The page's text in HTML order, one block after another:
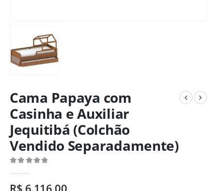
Cama Papaya com
Casinha e Auxiliar
Jequitibá (Colchão
Vendido Separadamente)